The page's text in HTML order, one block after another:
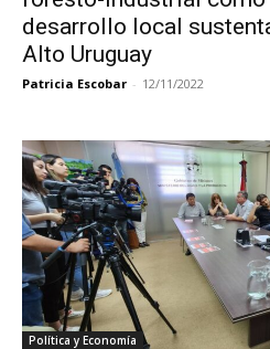
desarrollo local
Alto Uruguay
Patricia Escobar - 12/11/2022
Política y Economía